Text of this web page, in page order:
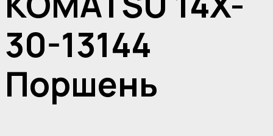
30-13144
Поршень